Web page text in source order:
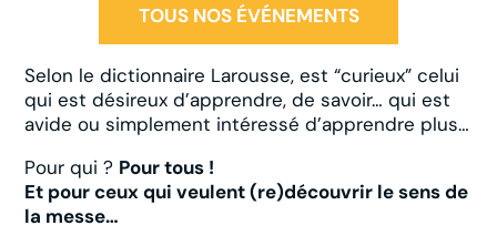
TOUS NOS ÉVÉNEMENTS
Selon le dictionnaire Larousse, est “curieux” celui
qui est désireux d’apprendre, de savoir… qui est
avide ou simplement intéressé d’apprendre plus…
Pour qui ? Pour tous !
Et pour ceux qui veulent (re)découvrir le sens de
la messe…